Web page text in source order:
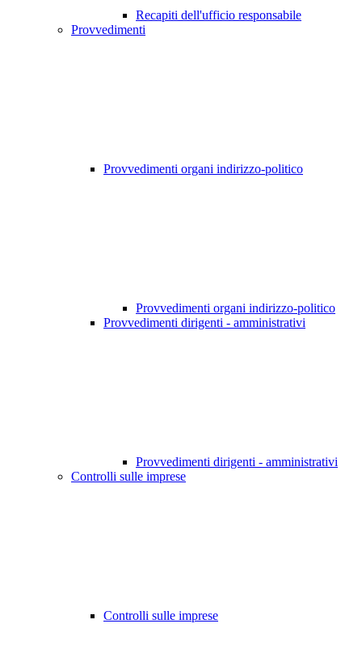
Recapiti dell'ufficio responsabile
Provvedimenti
Provvedimenti organi indirizzo-politico
Provvedimenti organi indirizzo-politico
Provvedimenti dirigenti - amministrativi
Provvedimenti dirigenti - amministrativi
Controlli sulle imprese
Controlli sulle imprese